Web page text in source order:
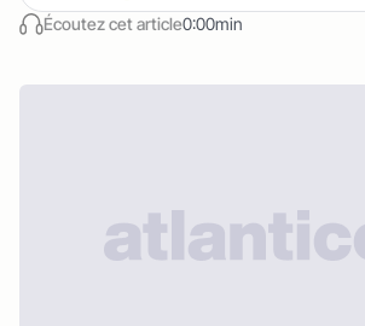
Écoutez cet article0:00min